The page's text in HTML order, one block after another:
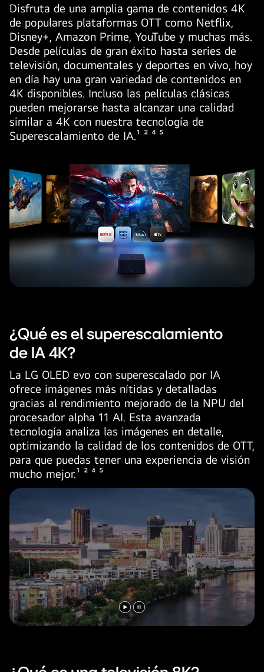
Disfruta de una amplia gama de contenidos 4K
de populares plataformas OTT como Netflix,
Disney+, Amazon Prime, YouTube y muchas más.
Desde películas de gran éxito hasta series de
televisión, documentales y deportes en vivo, hoy
en día hay una gran variedad de contenidos en
4K disponibles. Incluso las películas clásicas
pueden mejorarse hasta alcanzar una calidad
similar a 4K con nuestra tecnología de
Superescalamiento de IA.¹ ² ⁴ ⁵
¿Qué es el superescalamiento
de IA 4K?
La LG OLED evo con superescalado por IA
ofrece imágenes más nítidas y detalladas
gracias al rendimiento mejorado de la NPU del
procesador alpha 11 AI. Esta avanzada
tecnología analiza las imágenes en detalle,
optimizando la calidad de los contenidos de OTT,
para que puedas tener una experiencia de visión
mucho mejor.¹ ² ⁴ ⁵
Reproducir